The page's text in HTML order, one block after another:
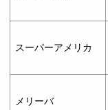
スーパーアメリカ
メリーバ